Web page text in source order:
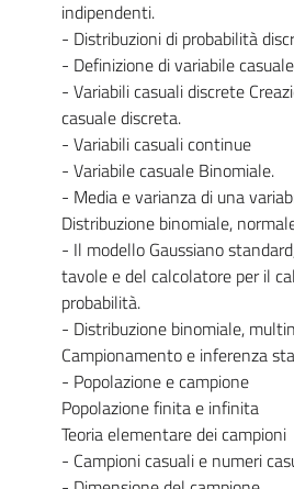
indipendenti.
- Distribuzioni di probabilità
- Definizione di variabile
- Variabili casuali discrete
casuale discreta.
- Variabili casuali continue
- Variabile casuale Binomiale.
- Media e varianza di una
Distribuzione binomiale,
- Il modello Gaussiano
tavole e del calcolatore per il
probabilità.
- Distribuzione binomiale,
Campionamento e inferenza
- Popolazione e campione
Popolazione finita e infinita
Teoria elementare dei campioni
- Campioni casuali e numeri